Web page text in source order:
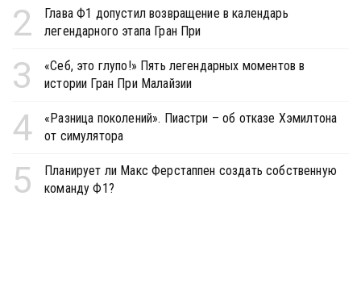
2
Глава Ф1 допустил возвращение в календарь
легендарного этапа Гран При
3
«Себ, это глупо!» Пять легендарных моментов в
истории Гран При Малайзии
4
«Разница поколений». Пиастри – об отказе Хэмилтона
от симулятора
5
Планирует ли Макс Ферстаппен создать собственную
команду Ф1?